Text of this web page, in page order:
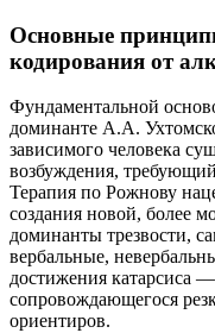
Основные
кодирования от
Фундаментальной
доминанте А.А.
зависимого человека
возбуждения,
Терапия по Рожнову
создания новой,
доминанты трезвости,
вербальные,
достижения катарсиса
сопровождающегося
ориентиров.